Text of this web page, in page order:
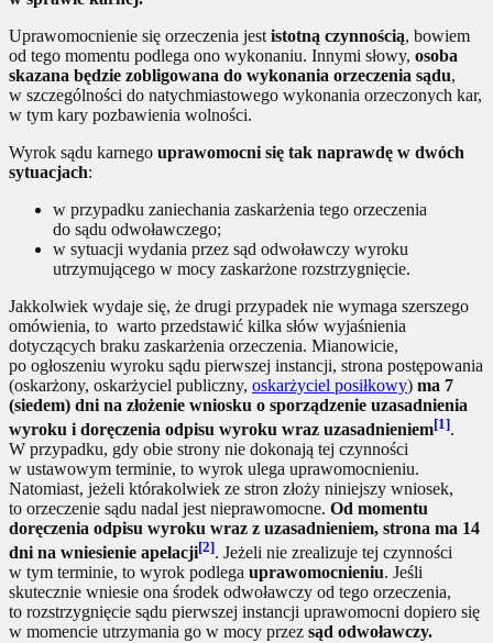
Uprawomocnienie się orzeczenia jest istotną czynnością, bowiem
od tego momentu podlega ono wykonaniu. Innymi słowy, osoba
skazana będzie zobligowana do wykonania orzeczenia sądu,
w szczególności do natychmiastowego wykonania orzeczonych kar,
w tym kary pozbawienia wolności.
Wyrok sądu karnego uprawomocni się tak naprawdę w dwóch
sytuacjach:
w przypadku zaniechania zaskarżenia tego orzeczenia
do sądu odwoławczego;
w sytuacji wydania przez sąd odwoławczy wyroku
utrzymującego w mocy zaskarżone rozstrzygnięcie.
Jakkolwiek wydaje się, że drugi przypadek nie wymaga szerszego
omówienia, to warto przedstawić kilka słów wyjaśnienia
dotyczących braku zaskarżenia orzeczenia. Mianowicie,
po ogłoszeniu wyroku sądu pierwszej instancji, strona postępowania
(oskarżony, oskarżyciel publiczny, oskarżyciel posiłkowy) ma 7
(siedem) dni na złożenie wniosku o sporządzenie uzasadnienia
wyroku i doręczenia odpisu wyroku wraz uzasadnieniem[1].
W przypadku, gdy obie strony nie dokonają tej czynności
w ustawowym terminie, to wyrok ulega uprawomocnieniu.
Natomiast, jeżeli którakolwiek ze stron złoży niniejszy wniosek,
to orzeczenie sądu nadal jest nieprawomocne. Od momentu
doręczenia odpisu wyroku wraz z uzasadnieniem, strona ma 14
dni na wniesienie apelacji[2]. Jeżeli nie zrealizuje tej czynności
w tym terminie, to wyrok podlega uprawomocnieniu. Jeśli
skutecznie wniesie ona środek odwoławczy od tego orzeczenia,
to rozstrzygnięcie sądu pierwszej instancji uprawomocni dopiero się
w momencie utrzymania go w mocy przez sąd odwoławczy.